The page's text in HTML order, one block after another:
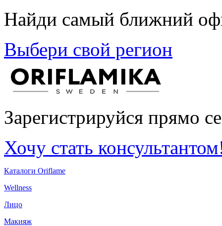
Найди самый ближний
Выбери свой регион
Зарегистрируйся прямо
Хочу стать
Каталоги Oriflame
Wellness
Лицо
Макияж